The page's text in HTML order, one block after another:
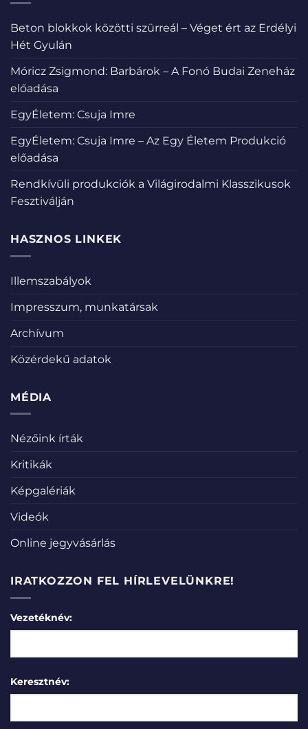
Beton blokkok közötti szürreál – Véget ért az Erdélyi
Hét Gyulán
Móricz Zsigmond: Barbárok – A Fonó Budai Zeneház
előadása
EgyÉletem: Csuja Imre
EgyÉletem: Csuja Imre – Az Egy Életem Produkció
előadása
Rendkívüli produkciók a Világirodalmi Klasszikusok
Fesztiválján
HASZNOS LINKEK
Illemszabályok
Impresszum, munkatársak
Archívum
Közérdekű adatok
MÉDIA
Nézőink írták
Kritikák
Képgalériák
Videók
Online jegyvásárlás
IRATKOZZON FEL HÍRLEVELÜNKRE!
Vezetéknév:
Keresztnév: